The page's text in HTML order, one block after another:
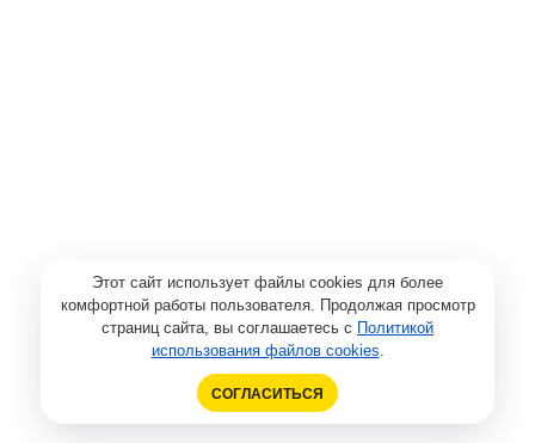
Этот сайт использует файлы cookies для более
комфортной работы пользователя. Продолжая просмотр
страниц сайта, вы соглашаетесь с Политикой
использования файлов cookies.
СОГЛАСИТЬСЯ